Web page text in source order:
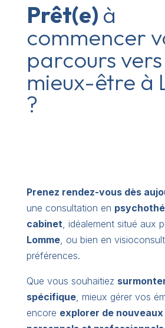
Prêt(e) à
commencer
parcours vers
mieux-être à
?
Prenez rendez-vous dès
une consultation en
cabinet, idéalement situé aux
Lomme, ou bien en
préférences.
Que vous souhaitiez
spécifique, mieux gérer vos
encore explorer de